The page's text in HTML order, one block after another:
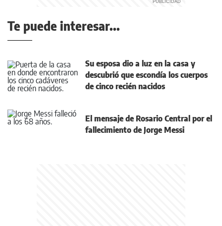
Te puede interesar...
Su esposa dio a luz en la casa y
descubrió que escondía los cuerpos
de cinco recién nacidos
El mensaje de Rosario Central por el
fallecimiento de Jorge Messi